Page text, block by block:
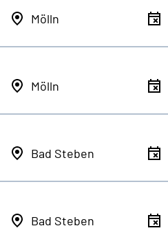
Mölln
Mölln
Bad Steben
Bad Steben